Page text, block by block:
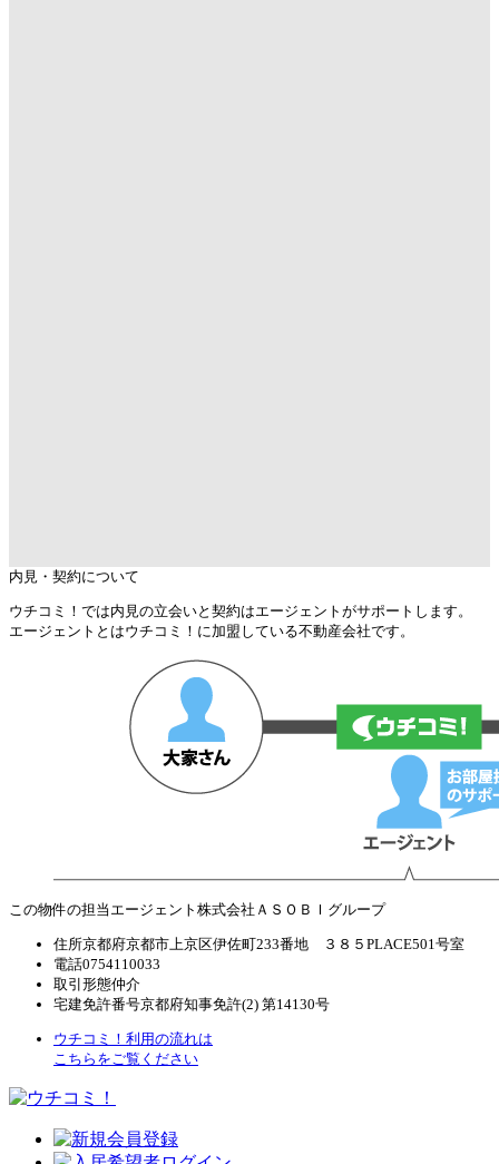
内見・契約について
ウチコミ！では内見の立会いと契約はエージェントがサポートします。
エージェントとはウチコミ！に加盟している不動産会社です。
この物件の担当エージェント 株式会社ＡＳＯＢＩグループ
住所京都府京都市上京区伊佐町233番地 ３８５PLACE501号室
電話0754110033
取引形態仲介
宅建免許番号京都府知事免許(2) 第14130号
ウチコミ！利用の流れは
こちらをご覧ください